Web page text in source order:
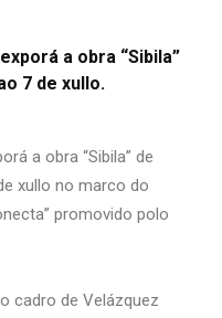
a obra “Sibila”
7 de xullo.
a obra “Sibila” de
xullo no marco do
promovido polo
cadro de Velázquez